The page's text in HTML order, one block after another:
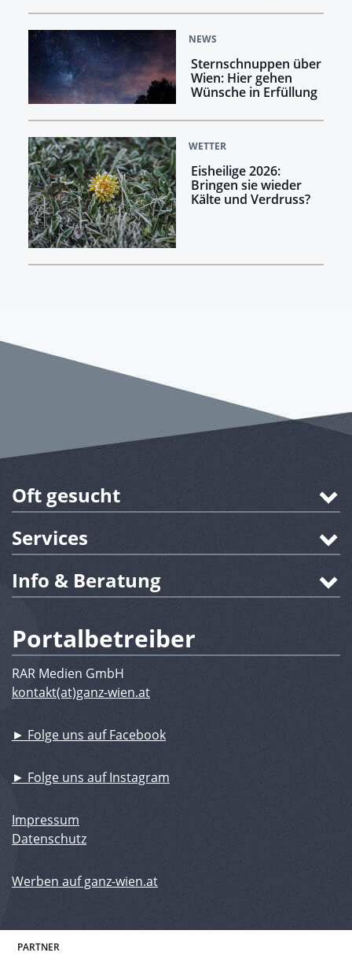
NEWS
Sternschnuppen über
Wien: Hier gehen
Wünsche in Erfüllung
WETTER
Eisheilige 2026:
Bringen sie wieder
Kälte und Verdruss?
Oft gesucht
Services
Info & Beratung
Portalbetreiber
RAR Medien GmbH
kontakt(at)ganz-wien.at
► Folge uns auf Facebook
► Folge uns auf Instagram
Impressum
Datenschutz
Werben auf ganz-wien.at
PARTNER